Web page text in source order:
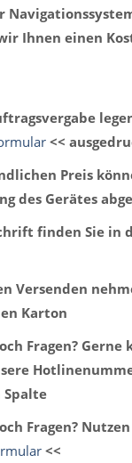
Ihnen einen
<<
Preis
des Gerätes
finden Sie in
Versenden
Karton
Fragen? Gerne
Fragen?
<<